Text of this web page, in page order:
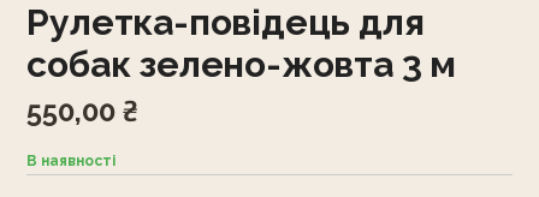
Рулетка-повідець для
собак зелено-жовта 3 м
550,00₴
В наявності